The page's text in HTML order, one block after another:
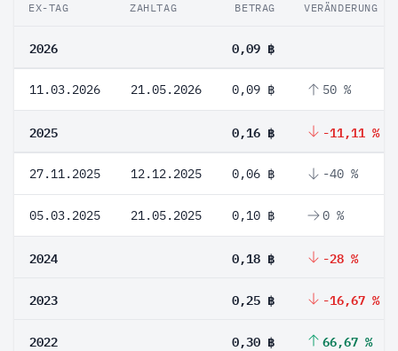
EX-TAG ZAHLTAG BETRAG VERÄNDERUNG
2026 0,09 ฿
11.03.2026 21.05.2026 0,09 ฿ 50 %
2025 0,16 ฿ -11,11 %
27.11.2025 12.12.2025 0,06 ฿ -40 %
05.03.2025 21.05.2025 0,10 ฿ 0 %
2024 0,18 ฿ -28 %
2023 0,25 ฿ -16,67 %
2022 0,30 ฿ 66,67 %